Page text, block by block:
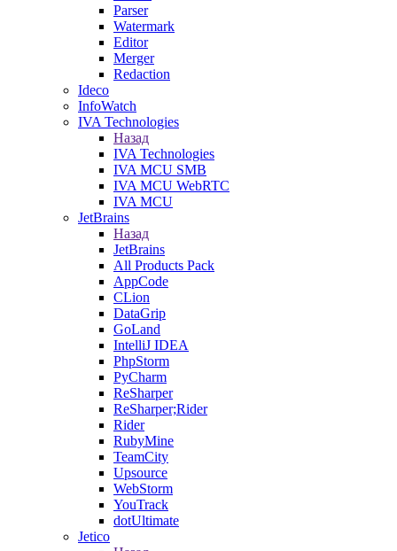
Parser
Watermark
Editor
Merger
Redaction
Ideco
InfoWatch
IVA Technologies
Назад
IVA Technologies
IVA MCU SMB
IVA MCU WebRTC
IVA MCU
JetBrains
Назад
JetBrains
All Products Pack
AppCode
CLion
DataGrip
GoLand
IntelliJ IDEA
PhpStorm
PyCharm
ReSharper
ReSharper;Rider
Rider
RubyMine
TeamCity
Upsource
WebStorm
YouTrack
dotUltimate
Jetico